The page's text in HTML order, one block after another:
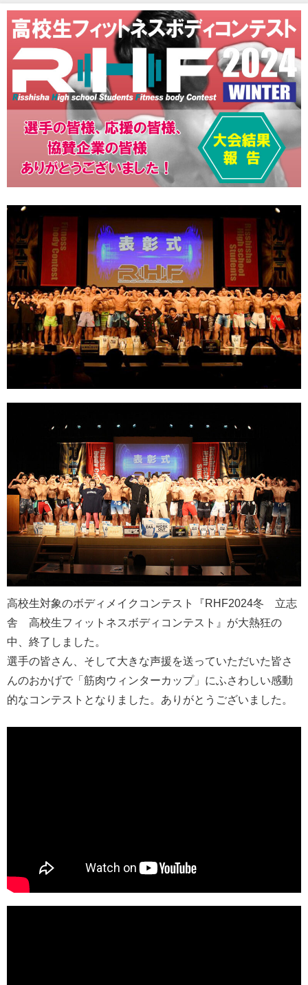
高校生対象のボディメイクコンテスト『RHF2024冬 立志
舎 高校生フィットネスボディコンテスト』が大熱狂の
中、終了しました。
選手の皆さん、そして大きな声援を送っていただいた皆さ
んのおかげで「筋肉ウィンターカップ」にふさわしい感動
的なコンテストとなりました。ありがとうございました。